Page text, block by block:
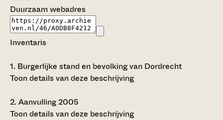
Duurzaam webadres
Inventaris
1. Burgerlijke stand en bevolking van Dordrecht
Toon details van deze beschrijving
2.Aanvulling 2005
Toon details van deze beschrijving